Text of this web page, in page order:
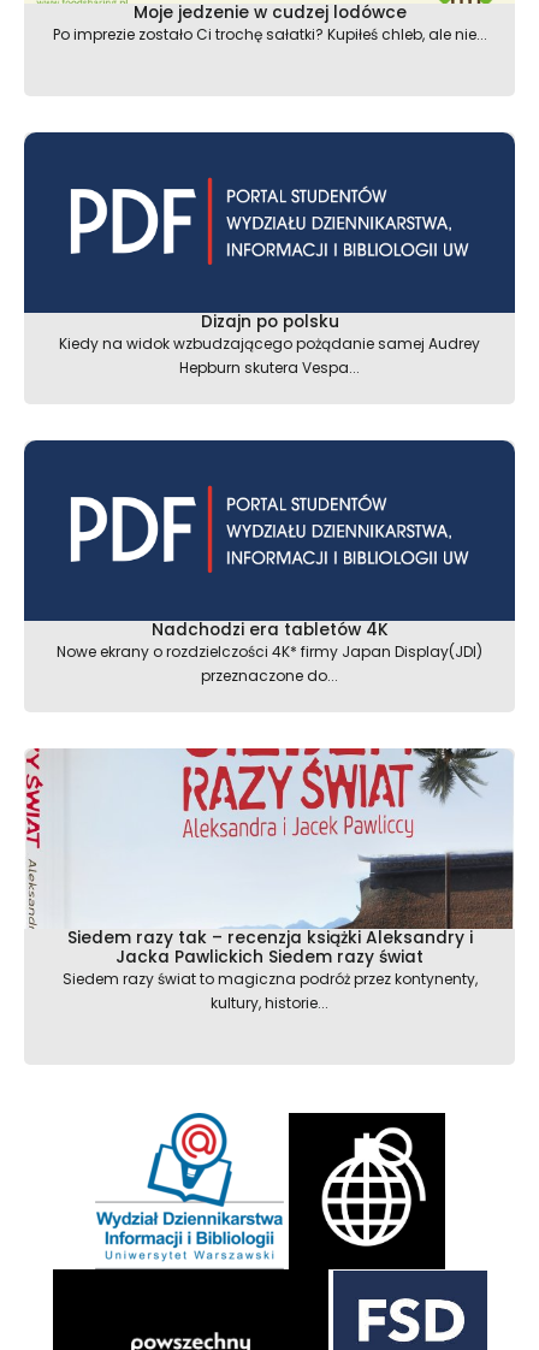
Moje jedzenie w cudzej lodówce
Po imprezie zostało Ci trochę sałatki? Kupiłeś chleb, ale nie...
Dizajn po polsku
Kiedy na widok wzbudzającego pożądanie samej Audrey
Hepburn skutera Vespa...
Nadchodzi era tabletów 4K
Nowe ekrany o rozdzielczości 4K* firmy Japan Display(JDI)
przeznaczone do...
Siedem razy tak – recenzja książki Aleksandry i
Jacka Pawlickich Siedem razy świat
Siedem razy świat to magiczna podróż przez kontynenty,
kultury, historie...